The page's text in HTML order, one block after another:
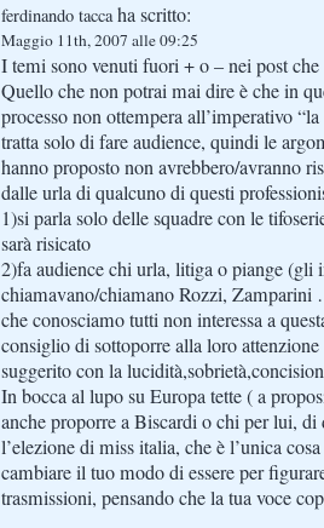
ferdinando taccaha scritto:
Maggio 11th, 2007 alle 09:25
I temi sono venuti fuori + o – nei post
Quello che non potrai mai dire è che in
processo non ottempera all’imperativo
tratta solo di fare audience, quindi le
hanno proposto non avrebbero/avranno
dalle urla di qualcuno di questi
1)si parla solo delle squadre con le
sarà risicato
2)fa audience chi urla, litiga o piange
chiamavano/chiamano Rozzi,
che conosciamo tutti non interessa a
consiglio di sottoporre alla loro
suggerito con la
In bocca al lupo su Europa tette ( a
anche proporre a Biscardi o chi per lui,
l’elezione di miss italia, che è l’unica
cambiare il tuo modo di essere per
trasmissioni, pensando che la tua voce